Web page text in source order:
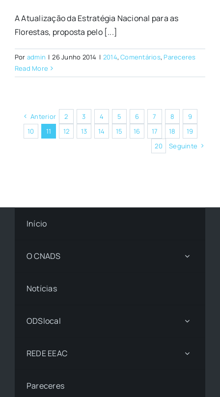
A Atualização da Estratégia Nacional para as
Florestas, proposta pelo [...]
Por admin | 26 Junho 2014 | 2014,Comentários, Pareceres
Read More
Anterior 2 3 4 5 6 7 8
9
10
11 12 13 14 15 16 17 18
19
20
Seguinte
Início
O CNADS
Notícias
ODSlocal
REDE EEAC
Pareceres